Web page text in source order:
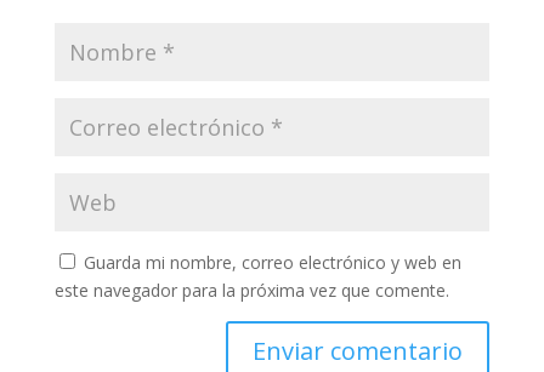
Guarda mi nombre, correo electrónico y web en
este navegador para la próxima vez que comente.